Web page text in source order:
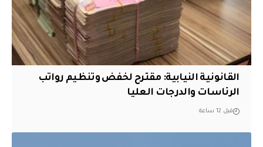
القانونية النيابية: مقترح لخفض وتنظيم رواتب
الرئاسات والدرجات العليا
قبل 12 ساعة